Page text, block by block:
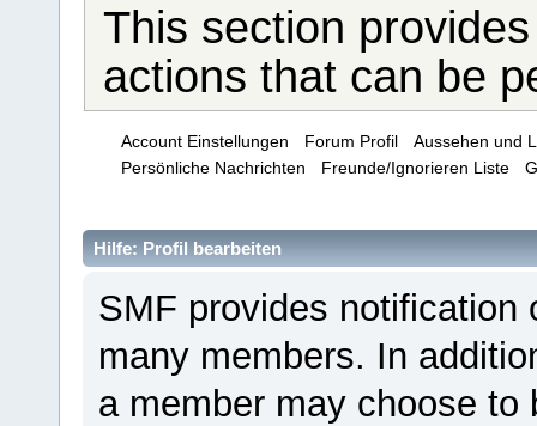
This section
actions that can be
Account Einstellungen Forum Profil
Aussehen und
Persönliche Nachrichten
Freunde/Ignorieren Liste
Hilfe: Profil bearbeiten
SMF provides notification
many members. In
a member may choose to